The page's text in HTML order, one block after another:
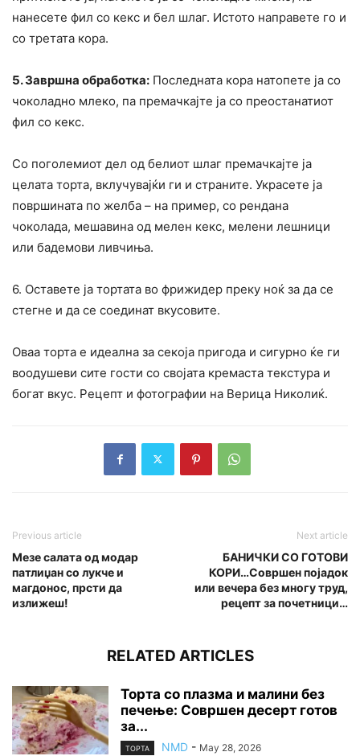
нанесете фил со кекс и бел шлаг. Истото направете го и
со третата кора.
5. Завршна обработка: Последната кора натопете ја со
чоколадно млеко, па премачкајте ја со преостанатиот
фил со кекс.
Со поголемиот дел од белиот шлаг премачкајте ја
целата торта, вклучувајќи ги и страните. Украсете ја
површината по желба – на пример, со рендана
чоколада, мешавина од мелен кекс, мелени лешници
или бадемови ливчиња.
6. Оставете ја тортата во фрижидер преку ноќ за да се
стегне и да се соединат вкусовите.
Оваа торта е идеална за секоја пригода и сигурно ќе ги
воодушеви сите гости со својата кремаста текстура и
богат вкус. Рецепт и фотографии на Верица Николиќ.
Previous article
Мезе салата од модар
патлиџан со лукче и
магдонос, прсти да
излижеш!
Next article
БАНИЧКИ СО ГОТОВИ
КОРИ…Совршен појадок
или вечера без многу труд,
рецепт за почетници…
RELATED ARTICLES
Торта со плазма и малини без
печење: Совршен десерт готов
за...
ТОРТА NMD - May 28, 2026